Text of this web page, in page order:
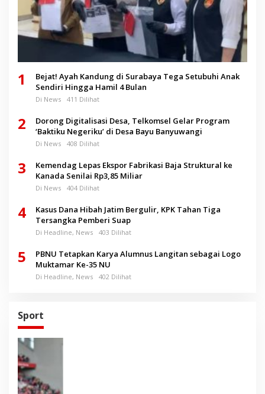
1
Bejat! Ayah Kandung di Surabaya Tega Setubuhi Anak
Sendiri Hingga Hamil 4 Bulan
Di News 411 Dilihat
2
Dorong Digitalisasi Desa, Telkomsel Gelar Program
‘Baktiku Negeriku’ di Desa Bayu Banyuwangi
Di News 408 Dilihat
3
Kemendag Lepas Ekspor Fabrikasi Baja Struktural ke
Kanada Senilai Rp3,85 Miliar
Di News 404 Dilihat
4
Kasus Dana Hibah Jatim Bergulir, KPK Tahan Tiga
Tersangka Pemberi Suap
Di Headline, News 403 Dilihat
5
PBNU Tetapkan Karya Alumnus Langitan sebagai Logo
Muktamar Ke-35 NU
Di Headline, News 402 Dilihat
Sport